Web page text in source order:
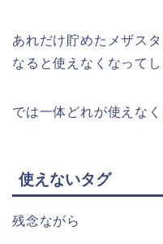
あれだけ貯めたメザス
なると使えなくなってし
では一体どれが使えな
使えないタグ
残念ながら